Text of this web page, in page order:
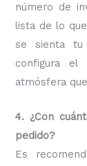
número de
lista de lo
se sienta tu
configura
atmósfera
4. ¿Con
pedido?
Es